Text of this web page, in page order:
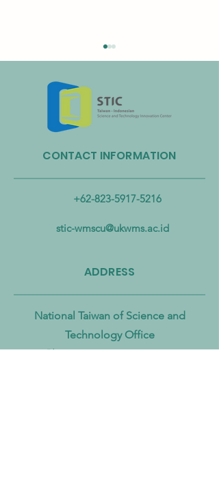
Taiwan Perkuat Kemitraan
Lintas Kementerian untuk
Mengatasi Pencemaran
hingga Laut
CONTACT INFORMATION
+62-823-5917-5216
stic-wmscu@ukwms.ac.id
ADDRESS
National Taiwan of Science and
Technology Office
No. 43號, Section 4, Keelung Rd, Da’an